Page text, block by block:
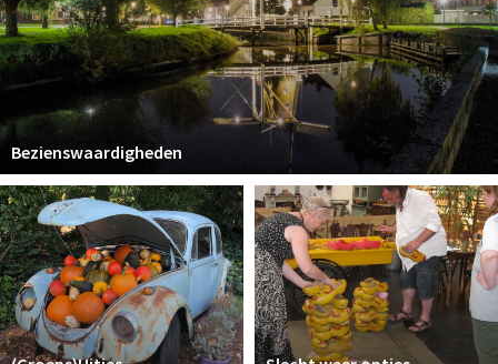
Bezienswaardigheden